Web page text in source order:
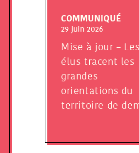
COMMUNIQUÉ
29 juin 2026
Mise à jour – Les
élus tracent les
grandes
orientations du
territoire de